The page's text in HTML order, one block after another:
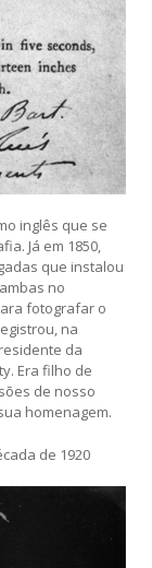
inglês que se
Já em 1850,
que instalou
no
fotografar o
na
da
Era filho de
de nosso
homenagem.
de 1920